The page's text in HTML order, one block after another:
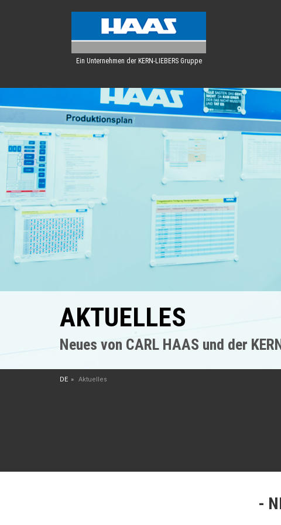
Ein Unternehmen der KERN-LIEBERS Gruppe
AKTUELLES
Neues von CARL HAAS und der
DE Aktuelles